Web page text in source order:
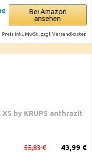
Bei Amazon
ansehen
Preis inkl. MwSt., zzgl. Versandkosten
XS by KRUPS anthrazit
43,99 €
55,83 €